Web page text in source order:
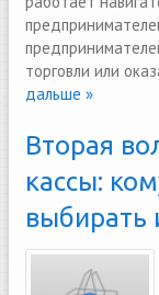
торговли или
дальше »
Вторая
кассы:
выбирать